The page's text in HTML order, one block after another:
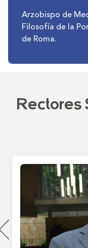
Arzobispo de
Filosofía de la
de Roma.
Rectores